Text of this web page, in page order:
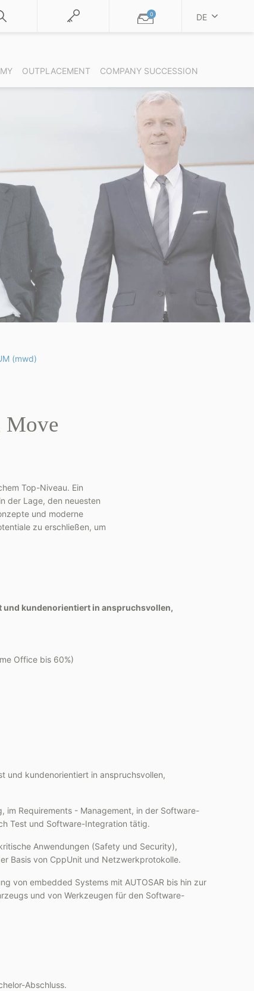
0 DE
OUTPLACEMENT COMPANY SUCCESSION
(mwd)
Move
Top-Niveau. Ein
der Lage, den neuesten
und moderne
zu erschließen, um
und kundenorientiert in anspruchsvollen,
Office bis 60%)
und kundenorientiert in anspruchsvollen,
im Requirements - Management, in der Software-
Test und Software-Integration tätig.
Anwendungen (Safety und Security),
Basis von CppUnit und Netzwerkprotokolle.
von embedded Systems mit AUTOSAR bis hin zur
und von Werkzeugen für den Software-
Abschluss.